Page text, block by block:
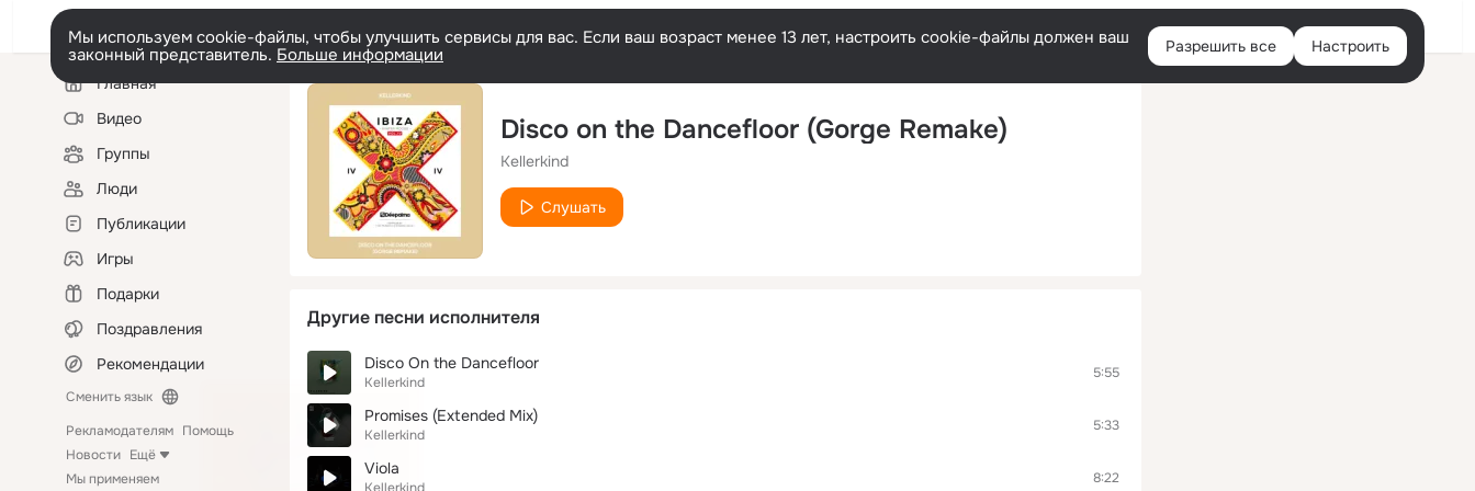
Войти
Мы используем cookie-файлы, чтобы улучшить сервисы для вас. Если ваш возраст менее 13 лет, настроить cookie-файлы должен ваш
законный представитель. Больше информации Разрешить все Настроить
Левая
колонкаГлавная
Видео
Группы
Люди
Публикации
Игры
Подарки
Поздравления
Рекомендации
Сменить язык
Рекламодателям Помощь
Новости Ещё
Мы применяем
Disco on the Dancefloor (Gorge Remake)
Kellerkind
Слушать
Другие песни исполнителя
Disco On the Dancefloor
Kellerkind
5:55
Promises (Extended Mix)
Kellerkind
5:33
Viola 8:22